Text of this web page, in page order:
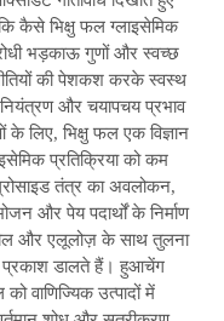
कैसे भिक्षु फल ग्लाइसेमिक
भड़काऊ गुणों और स्वच्छ
की पेशकश करके स्वस्थ
और चयापचय प्रभाव
लिए, भिक्षु फल एक विज्ञान
प्रतिक्रिया को कम
तंत्र का अवलोकन,
और पेय पदार्थों के निर्माण
और एलूलोज़ के साथ तुलना
प्रकाश डालते हैं।हुआचेंग
वाणिज्यिक उत्पादों में